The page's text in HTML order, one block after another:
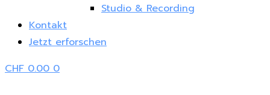
Studio & Recording
Kontakt
Jetzt erforschen
CHF0.00 0